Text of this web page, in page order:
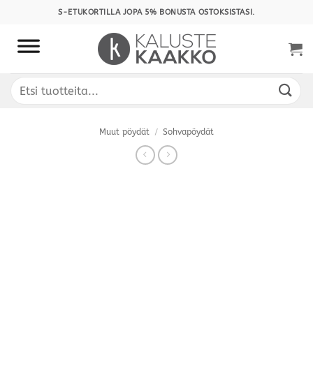
content
S-ETUKORTILLA JOPA 5% BONUSTA OSTOKSISTASI.
Etsi:
Muut pöydät / Sohvapöydät